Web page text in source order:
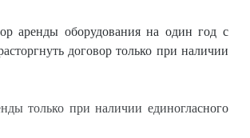
аренды оборудования на один год с
договор только при наличии
только при наличии единогласного